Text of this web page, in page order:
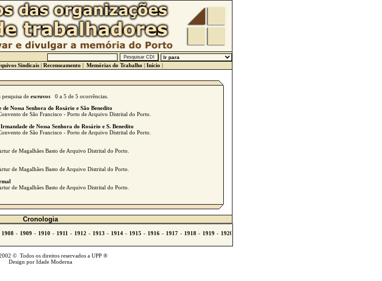
Sindicais | Recenseamento | Memórias do Trabalho | Início |
pesquisa de escravos0 a 5 de 5 ocorrências.
de Nossa Senhora do Rosário e São Benedito
de São Francisco - Porto de Arquivo Distrital do Porto.
de Nossa Senhora do Rosário e S. Benedito
de São Francisco - Porto de Arquivo Distrital do Porto.
de Magalhães Basto de Arquivo Distrital do Porto.
de Magalhães Basto de Arquivo Distrital do Porto.
de Magalhães Basto de Arquivo Distrital do Porto.
Cronologia
© Todos os direitos reservados a UPP ®
Design por Idade Moderna